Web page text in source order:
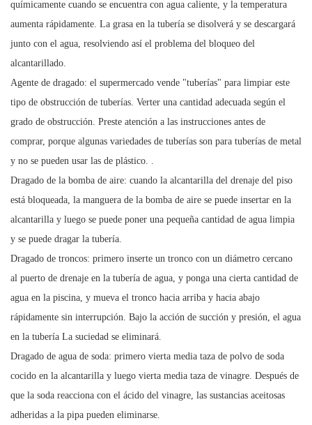
químicamente cuando se encuentra con agua caliente, y la temperatura
aumenta rápidamente. La grasa en la tubería se disolverá y se descargará
junto con el agua, resolviendo así el problema del bloqueo del
alcantarillado.
Agente de dragado: el supermercado vende "tuberías" para limpiar este
tipo de obstrucción de tuberías. Verter una cantidad adecuada según el
grado de obstrucción. Preste atención a las instrucciones antes de
comprar, porque algunas variedades de tuberías son para tuberías de metal
y no se pueden usar las de plástico. .
Dragado de la bomba de aire: cuando la alcantarilla del drenaje del piso
está bloqueada, la manguera de la bomba de aire se puede insertar en la
alcantarilla y luego se puede poner una pequeña cantidad de agua limpia
y se puede dragar la tubería.
Dragado de troncos: primero inserte un tronco con un diámetro cercano
al puerto de drenaje en la tubería de agua, y ponga una cierta cantidad de
agua en la piscina, y mueva el tronco hacia arriba y hacia abajo
rápidamente sin interrupción. Bajo la acción de succión y presión, el agua
en la tubería La suciedad se eliminará.
Dragado de agua de soda: primero vierta media taza de polvo de soda
cocido en la alcantarilla y luego vierta media taza de vinagre. Después de
que la soda reacciona con el ácido del vinagre, las sustancias aceitosas
adheridas a la pipa pueden eliminarse.